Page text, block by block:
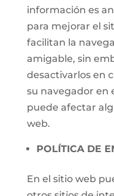
información es
para mejorar el
facilitan la
amigable, sin
desactivarlos en
su navegador en
puede afectar
web.
POLÍTICA DE
En el sitio web